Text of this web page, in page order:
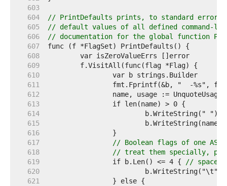
   603
   604
// PrintDefaults prints, to standard error
   605
// default values of all defined command-
   606
// documentation for the global function
   607
   608
   609
   610
   611
fmt.Fprintf(&b, "  -%s",
   612
   613
   614
   615
   616
   617
// Boolean flags of one
   618
// treat them specially,
   619
		if b.Len() <= 4 {
//
   620
   621